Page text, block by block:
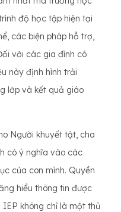
độ học tập hiện tại
các biện pháp hỗ trợ,
với các gia đình có
này định hình trải
lớp và kết quả giáo
Người khuyết tật, cha
có ý nghĩa vào các
của con mình. Quyền
hiểu thông tin được
không chỉ là một thủ